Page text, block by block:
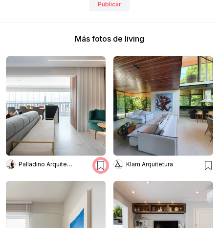
Publicar
Más fotos de living
Palladino Arquitetura Klam Arquitetura